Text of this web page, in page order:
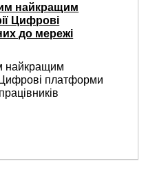
найкращим
Цифрові
до мережі
найкращим
Цифрові платформи